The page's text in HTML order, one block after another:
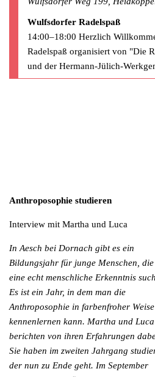
Wulfsdorfer Radelspaß
14:00–18:00 Herzlich
Radelspaß organisiert von "Die
und der Hermann-Jülich-
Anthroposophie studieren
Interview mit Martha und Luca
In Aesch bei Dornach gibt es ein
Bildungsjahr für junge Menschen, die
eine echt menschliche Erkenntnis
Es ist ein Jahr, in dem man die
Anthroposophie in farbenfroher Weise
kennenlernen kann. Martha und Luca
berichten von ihren Erfahrungen
Sie haben im zweiten Jahrgang
der nun zu Ende geht. Im September